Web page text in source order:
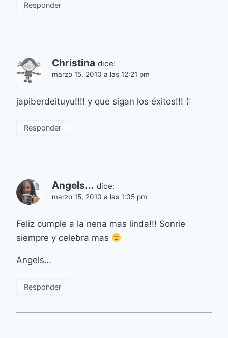
Responder
Christina dice:
marzo 15, 2010 a las 12:21 pm
japiberdeituyu!!!! y que sigan los éxitos!!! (:
Responder
Angels... dice:
marzo 15, 2010 a las 1:05 pm
Feliz cumple a la nena mas linda!!! Sonrie
siempre y celebra mas
Angels…
Responder